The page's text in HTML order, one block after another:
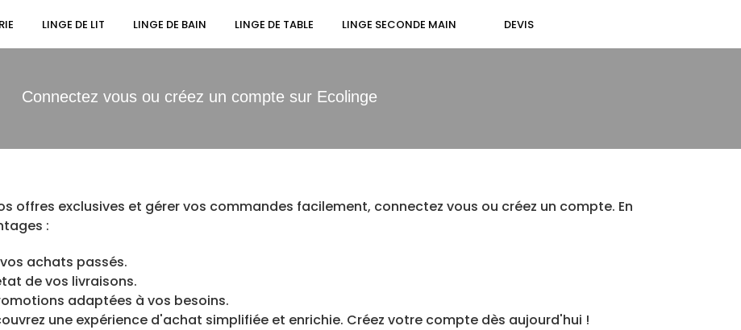
LINGE DE LIT LINGE DE BAIN LINGE DE TABLE LINGE SECONDE MAIN DEVIS
Connectez vous ou créez un compte sur Ecolinge
offres exclusives et gérer vos commandes facilement, connectez vous ou créez un compte. En
:
achats passés.
de vos livraisons.
adaptées à vos besoins.
une expérience d'achat simplifiée et enrichie. Créez votre compte dès aujourd'hui !